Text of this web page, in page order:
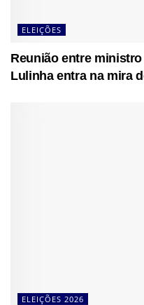
ELEIÇÕES
Reunião entre
Lulinha entra na mira
ELEIÇÕES 2026